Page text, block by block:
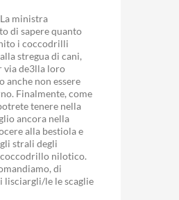
ministra
di sapere quanto
i coccodrilli
stregua di cani,
via de3lla loro
anche non essere
Finalmente, come
tenere nella
ancora nella
alla bestiola e
strali degli
nilotico.
di
lisciargli/le le scaglie